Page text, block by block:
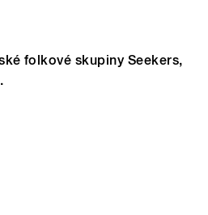
folkové skupiny Seekers,